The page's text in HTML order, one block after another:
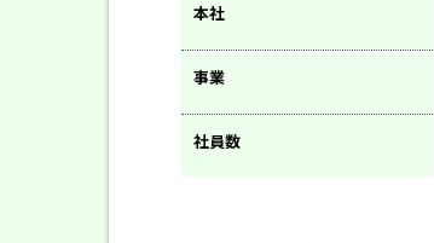
本社
事業
社員数